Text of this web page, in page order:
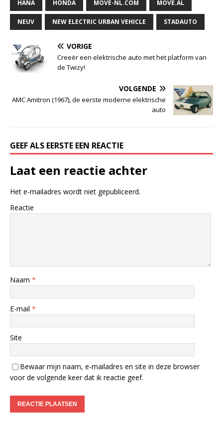
HANA HONDA MOVE-NL.COM MOVE.AL
NEUV NEW ELECTRIC URBAN VEHICLE STADAUTO
VORIGE
Creeër een elektrische auto met het platform van
de Twizy!
VOLGENDE
AMC Amitron (1967), de eerste moderne elektrische
auto
GEEF ALS EERSTE EEN REACTIE
Laat een reactie achter
Het e-mailadres wordt niet gepubliceerd.
Reactie
Naam *
E-mail *
Site
Bewaar mijn naam, e-mailadres en site in deze browser
voor de volgende keer dat ik reactie geef.